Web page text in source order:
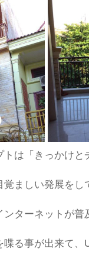
トは「きっかけ
ましい発展を
ターネットが
る事が出来て、